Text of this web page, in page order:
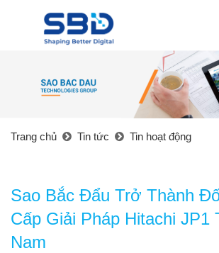
Trang chủ Tin tức Tin hoạt động
Sao Bắc Đẩu Trở Thành
Cấp Giải Pháp Hitachi JP1
Nam